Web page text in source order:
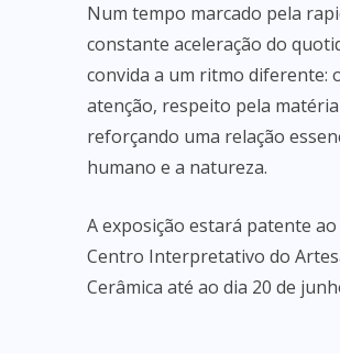
Num tempo marcado pela
constante aceleração do
convida a um ritmo diferente:
atenção, respeito pela
reforçando uma relação
humano e a natureza.
A exposição estará patente
Centro Interpretativo do
Cerâmica até ao dia 20 de